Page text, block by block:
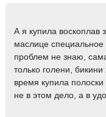
А я купила воскоплав
маслице специальное
проблем не знаю,
только голени,
время купила
не в этом дело, а в